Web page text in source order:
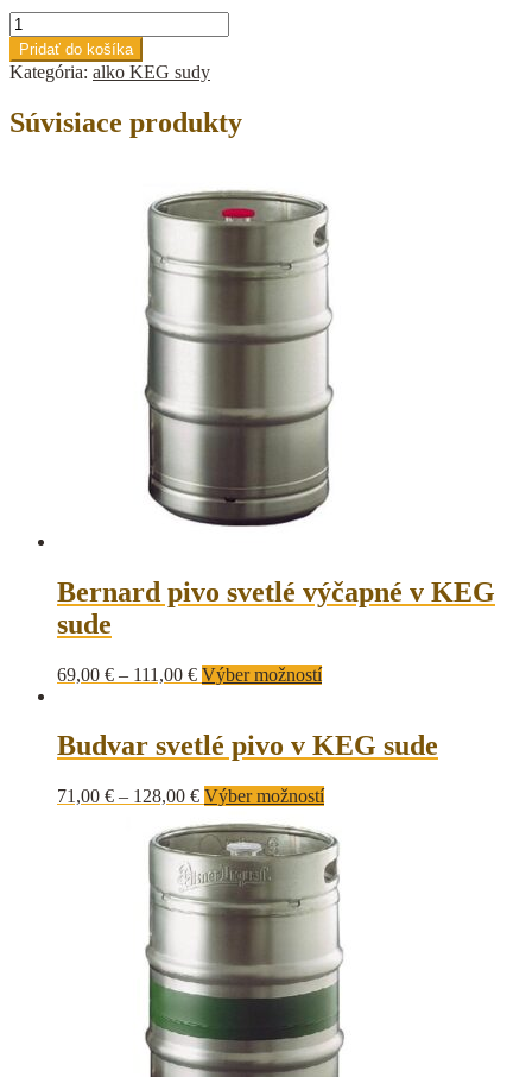
množstvo
CHERNOBEER
SID
VICIOUS
KEG
Pridať do košíka
Kategória: alko KEG sudy
Súvisiace produkty
Bernard pivo svetlé výčapné v KEG
sude
69,00 € – 111,00 € Výber možností
Budvar svetlé pivo v KEG sude
71,00 € – 128,00 € Výber možností